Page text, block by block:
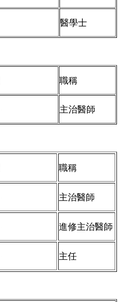
醫學士
職稱
主治醫師
職稱
主治醫師
進修主治醫師
主任